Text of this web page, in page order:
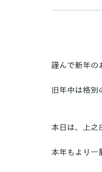
謹んで新年の
旧年中は格
本日は、上之
本年もより一